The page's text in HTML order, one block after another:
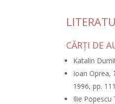
CĂRŢI DE
Katalin
Ioan Oprea,
1996, pp.
Ilie Popescu